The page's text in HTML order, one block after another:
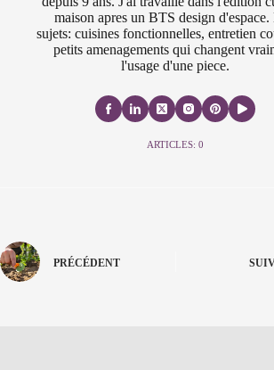
maison apres un BTS design d'espace.
sujets: cuisines fonctionnelles, entretien
petits amenagements qui changent
l'usage d'une piece.
ARTICLES: 0
PRÉCÉDENT